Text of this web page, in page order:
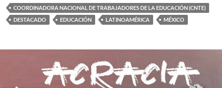
COORDINADORA NACIONAL DE TRABAJADORES DE LA EDUCACIÓN (CNTE)
DESTACADO
EDUCACIÓN LATINOAMÉRICA MÉXICO